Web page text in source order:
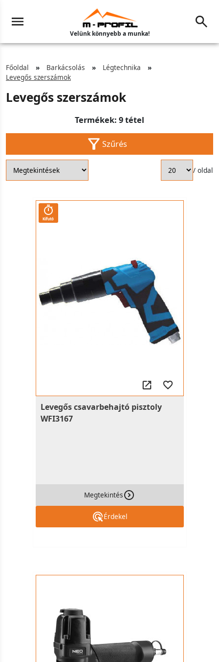
Velünk könnyebb a munka!
Főoldal Barkácsolás
Légtechnika
Levegős szerszámok
Levegős szerszámok
Termékek: 9 tétel
Szűrés
/ oldal
Kifutó
Levegős csavarbehajtó pisztoly
WFI3167
Megtekintés
Érdekel